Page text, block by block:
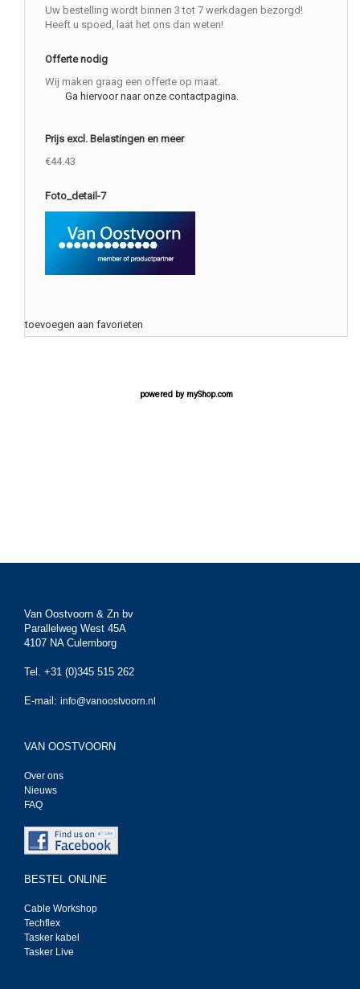
Uw bestelling wordt binnen 3 tot 7 werkdagen bezorgd!
Heeft u spoed, laat het ons dan weten!
Offerte nodig
Wij maken graag een offerte op maat.
Ga hiervoor naar onze contactpagina.
Prijs excl. Belastingen en meer
€44.43
Foto_detail-7
toevoegen aan favorieten
powered by myShop.com
Van Oostvoorn & Zn bv
Parallelweg West 45A
4107 NA Culemborg
Tel. +31 (0)345 515 262
E-mail: info@vanoostvoorn.nl
VAN OOSTVOORN
Over ons
Nieuws
FAQ
BESTEL ONLINE
Cable Workshop
Techflex
Tasker kabel
Tasker Live